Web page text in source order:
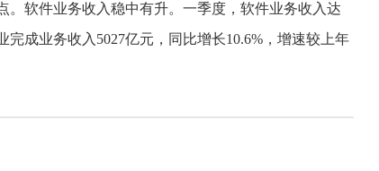
软件业务收入稳中有升。一季度，软件业务收入达
成业务收入5027亿元，同比增长10.6%，增速较上年